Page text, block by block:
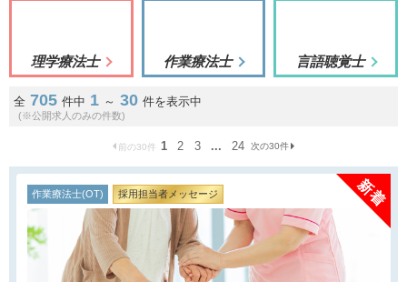
理学療法士 作業療法士 言語聴覚士
全 705 件中 1 ～ 30 件を表示中
(※公開求人のみの件数)
前の30件 1 2 3 ... 24 次の30件
作業療法士(OT) 採用担当者メッセージ